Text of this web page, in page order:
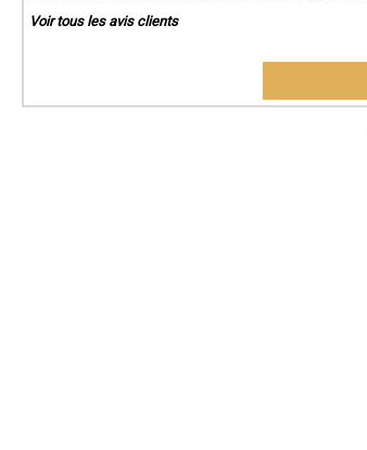
Voir tous les avis clients